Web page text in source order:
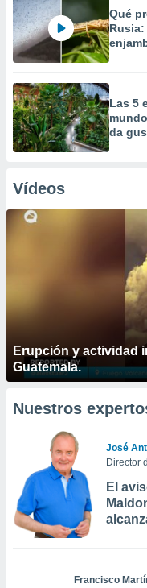
Qué
Las 5
da
Vídeos
Erupción y actividad
Guatemala.
Nuestros
José
Director
El
Francisco